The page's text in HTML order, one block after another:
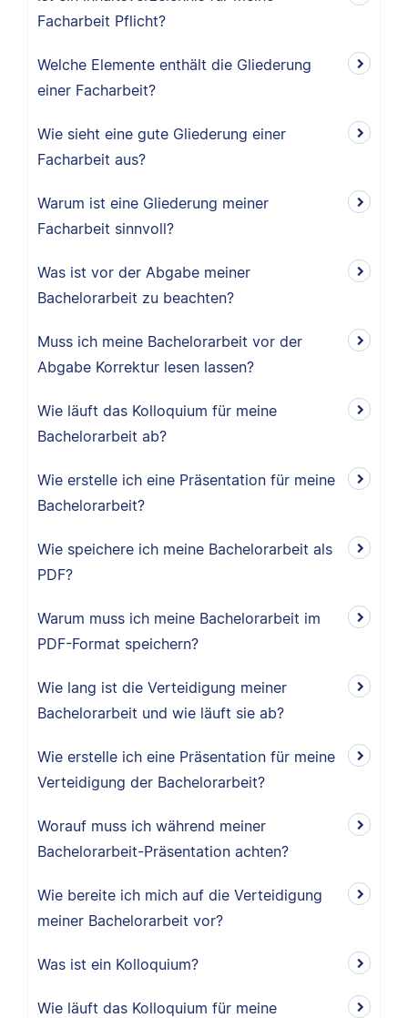
Facharbeit Pflicht?
Welche Elemente enthält die Gliederung
einer Facharbeit?
Wie sieht eine gute Gliederung einer
Facharbeit aus?
Warum ist eine Gliederung meiner
Facharbeit sinnvoll?
Was ist vor der Abgabe meiner
Bachelorarbeit zu beachten?
Muss ich meine Bachelorarbeit vor der
Abgabe Korrektur lesen lassen?
Wie läuft das Kolloquium für meine
Bachelorarbeit ab?
Wie erstelle ich eine Präsentation für meine
Bachelorarbeit?
Wie speichere ich meine Bachelorarbeit als
PDF?
Warum muss ich meine Bachelorarbeit im
PDF-Format speichern?
Wie lang ist die Verteidigung meiner
Bachelorarbeit und wie läuft sie ab?
Wie erstelle ich eine Präsentation für meine
Verteidigung der Bachelorarbeit?
Worauf muss ich während meiner
Bachelorarbeit-Präsentation achten?
Wie bereite ich mich auf die Verteidigung
meiner Bachelorarbeit vor?
Was ist ein Kolloquium?
Wie läuft das Kolloquium für meine